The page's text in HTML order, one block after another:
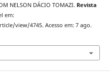
NELSON DÁCIO TOMAZI. Revista
em:
view/4745. Acesso em: 7 ago.